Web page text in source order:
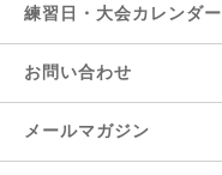
練習日・大会カレンダー
お問い合わせ
メールマガジン